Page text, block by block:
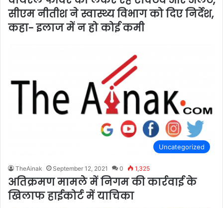
सीएम नीतीश ने स्वास्थ्य विभाग को दिए निर्देश,
कहा- इलाज में न हो कोई कमी
Uncategorized
TheAinak September 12, 2021 0 1,325
अतिक्रमण मामले में निगम की कार्रवाई के
खिलाफ हाईकोर्ट में याचिका